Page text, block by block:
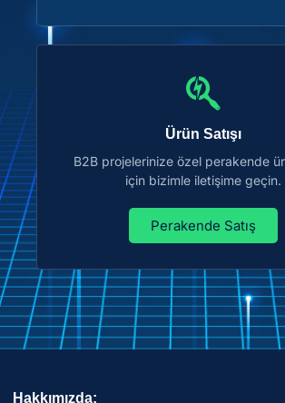
Ürün Satışı
B2B projelerinize özel perakende
için bizimle iletişime geçin.
Perakende Satış
Hakkımızda: